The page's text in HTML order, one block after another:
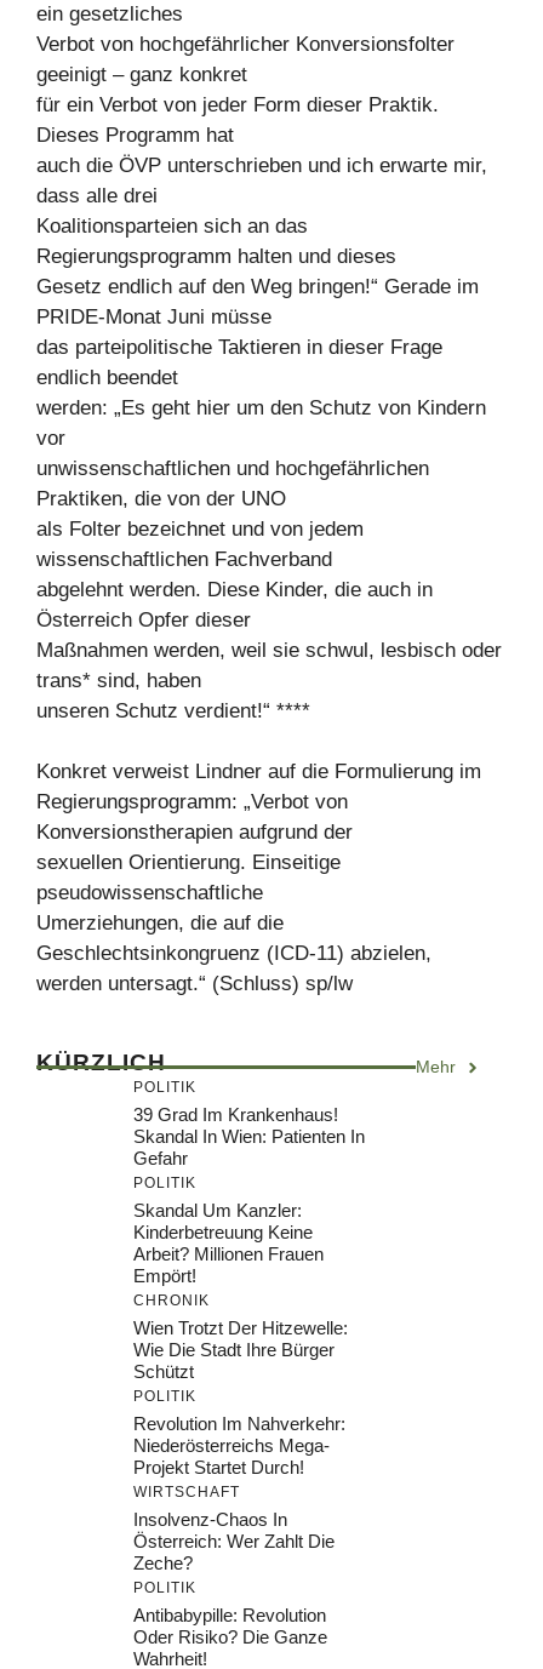
ein gesetzliches
Verbot von hochgefährlicher Konversionsfolter
geeinigt – ganz konkret
für ein Verbot von jeder Form dieser Praktik.
Dieses Programm hat
auch die ÖVP unterschrieben und ich erwarte mir,
dass alle drei
Koalitionsparteien sich an das
Regierungsprogramm halten und dieses
Gesetz endlich auf den Weg bringen!“ Gerade im
PRIDE-Monat Juni müsse
das parteipolitische Taktieren in dieser Frage
endlich beendet
werden: „Es geht hier um den Schutz von Kindern
vor
unwissenschaftlichen und hochgefährlichen
Praktiken, die von der UNO
als Folter bezeichnet und von jedem
wissenschaftlichen Fachverband
abgelehnt werden. Diese Kinder, die auch in
Österreich Opfer dieser
Maßnahmen werden, weil sie schwul, lesbisch oder
trans* sind, haben
unseren Schutz verdient!“ ****
Konkret verweist Lindner auf die Formulierung im
Regierungsprogramm: „Verbot von
Konversionstherapien aufgrund der
sexuellen Orientierung. Einseitige
pseudowissenschaftliche
Umerziehungen, die auf die
Geschlechtsinkongruenz (ICD-11) abzielen,
werden untersagt.“ (Schluss) sp/lw
KÜRZLICH Mehr
POLITIK
39 Grad Im Krankenhaus!
Skandal In Wien: Patienten In
Gefahr
POLITIK
Skandal Um Kanzler:
Kinderbetreuung Keine
Arbeit? Millionen Frauen
Empört!
CHRONIK
Wien Trotzt Der Hitzewelle:
Wie Die Stadt Ihre Bürger
Schützt
POLITIK
Revolution Im Nahverkehr:
Niederösterreichs Mega-
Projekt Startet Durch!
WIRTSCHAFT
Insolvenz-Chaos In
Österreich: Wer Zahlt Die
Zeche?
POLITIK
Antibabypille: Revolution
Oder Risiko? Die Ganze
Wahrheit!